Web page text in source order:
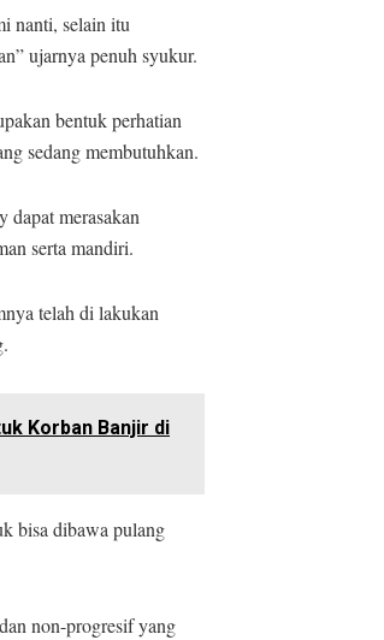
nanti, selain itu
ujarnya penuh syukur.
bentuk perhatian
sedang membutuhkan.
dapat merasakan
serta mandiri.
telah di lakukan
Korban Banjir di
bisa dibawa pulang
non-progresif yang